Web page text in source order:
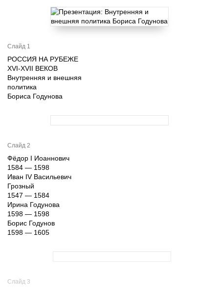
Слайд 1
РОССИЯ НА РУБЕЖЕ
XVI-XVII ВЕКОВ
Внутренняя и внешняя
политика
Бориса Годунова
Слайд 2
Фёдор I Иоаннович
1584 — 1598
Иван IV Васильевич
Грозный
1547 — 1584
Ирина Годунова
1598 — 1598
Борис Годунов
1598 — 1605
Слайд 3